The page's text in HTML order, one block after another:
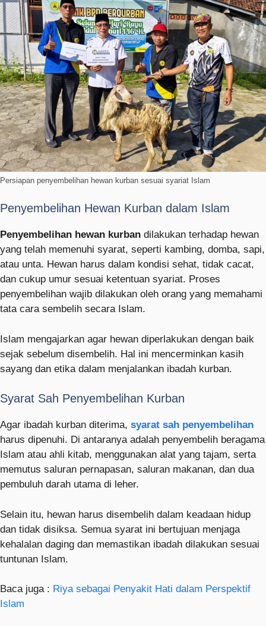
Persiapan penyembelihan hewan kurban sesuai syariat Islam
Penyembelihan Hewan Kurban dalam Islam
Penyembelihan hewan kurban dilakukan terhadap hewan
yang telah memenuhi syarat, seperti kambing, domba, sapi,
atau unta. Hewan harus dalam kondisi sehat, tidak cacat,
dan cukup umur sesuai ketentuan syariat. Proses
penyembelihan wajib dilakukan oleh orang yang memahami
tata cara sembelih secara Islam.
Islam mengajarkan agar hewan diperlakukan dengan baik
sejak sebelum disembelih. Hal ini mencerminkan kasih
sayang dan etika dalam menjalankan ibadah kurban.
Syarat Sah Penyembelihan Kurban
Agar ibadah kurban diterima, syarat sah penyembelihan
harus dipenuhi. Di antaranya adalah penyembelih beragama
Islam atau ahli kitab, menggunakan alat yang tajam, serta
memutus saluran pernapasan, saluran makanan, dan dua
pembuluh darah utama di leher.
Selain itu, hewan harus disembelih dalam keadaan hidup
dan tidak disiksa. Semua syarat ini bertujuan menjaga
kehalalan daging dan memastikan ibadah dilakukan sesuai
tuntunan Islam.
Baca juga : Riya sebagai Penyakit Hati dalam Perspektif
Islam